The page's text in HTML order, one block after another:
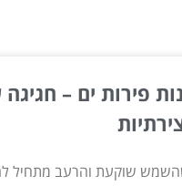
פירות ים –
שוקעת והרעב מתחיל